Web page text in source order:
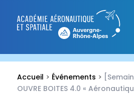
Accueil > Événements >
OUVRE BOITES 4.0 «